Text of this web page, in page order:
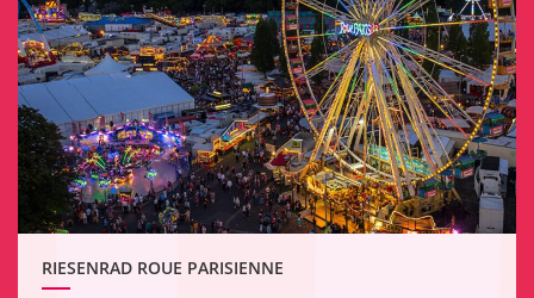
RIESENRAD ROUE PARISIENNE